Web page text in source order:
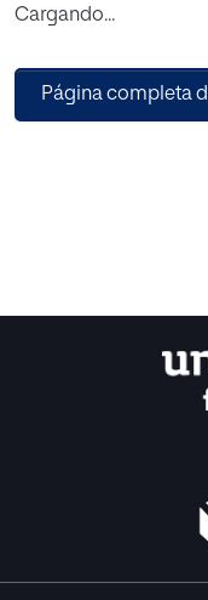
tiempo y la
de intervención
18 años en la
Cargando...
Página completa